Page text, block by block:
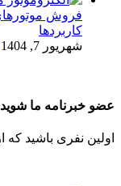
فروش
کاربردها
شهریور 7, 1404
عضو خبرنامه ما شوید
اولین نفری باشید